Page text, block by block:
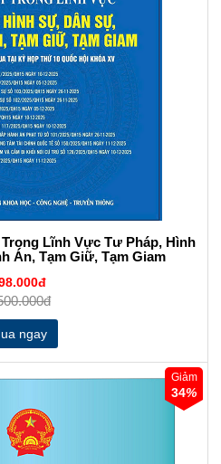
Lĩnh Vực Tư Pháp, Hình
Án, Tạm Giữ, Tạm Giam
Giảm
34%